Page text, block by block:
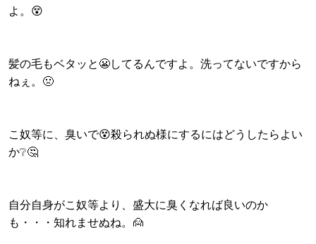
よ。😵
髪の毛もベタッと😬してるんですよ。洗ってないですから
ねぇ。🤢
こ奴等に、臭いで😵殺られぬ様にするにはどうしたらよい
か❔🤔
自分自身がこ奴等より、盛大に臭くなれば良いのか
も・・・知れませぬね。🙍